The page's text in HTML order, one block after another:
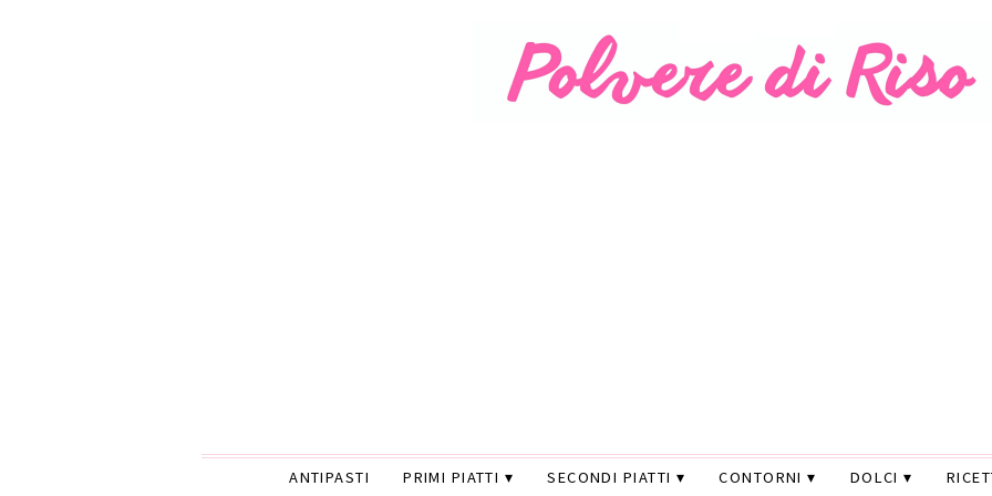
ANTIPASTI PRIMI PIATTI SECONDI PIATTI CONTORNI DOLCI